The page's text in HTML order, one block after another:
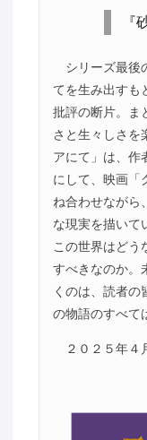
『
シリーズ最後
てを生み出すも
批評の断片。ま
さと生々しさを
アにて」は、作
にして、映画「
ね合わせながら
な現実を描いて
この世界はどう
すべきなのか。
くのは、読者の
の物語のすべて
２０２５年４